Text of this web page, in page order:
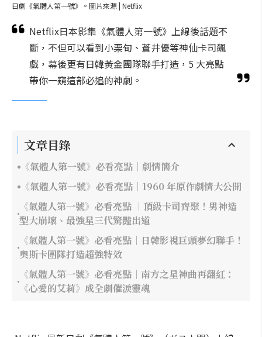
日劇《氣體人第一號》。圖片來源 | Netflix
Netflix日本影集《氣體人第一號》上線後話題不
斷，不但可以看到小栗旬、蒼井優等神仙卡司飆
戲，幕後更有日韓黃金團隊聯手打造，5 大亮點
帶你一窺這部必追的神劇。
文章目錄
《氣體人第一號》必看亮點｜劇情簡介
《氣體人第一號》必看亮點｜1960 年原作劇情大公開
《氣體人第一號》必看亮點 ｜頂級卡司齊聚！男神造
型大崩壞、最強星三代驚豔出道
《氣體人第一號》必看亮點｜日韓影視巨頭夢幻聯手！
奧斯卡團隊打造超強特效
《氣體人第一號》必看亮點｜南方之星神曲再翻紅：
《心愛的艾莉》成全劇催淚靈魂